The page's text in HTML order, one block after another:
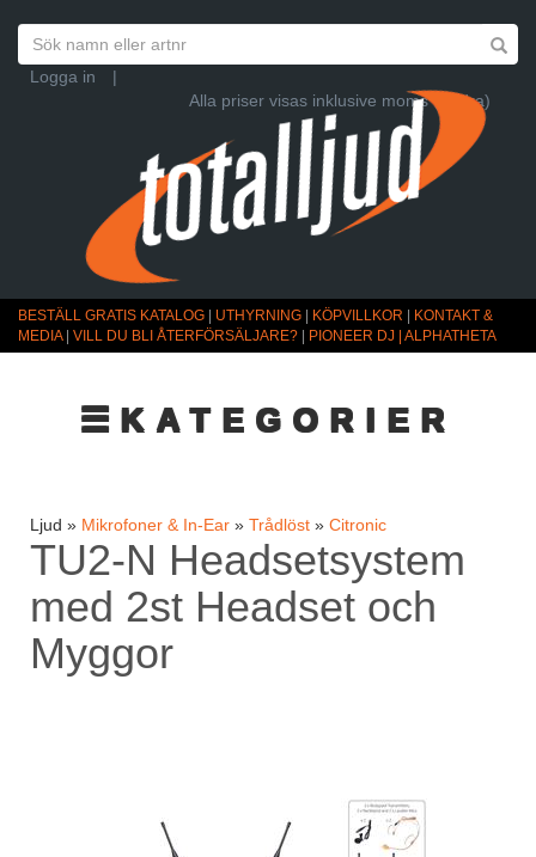
Logga in
|
Alla priser visas inklusive moms (Ändra)
BESTÄLL GRATIS KATALOG UTHYRNING KÖPVILLKOR
KONTAKT &
MEDIA| VILL DU BLI ÅTERFÖRSÄLJARE? PIONEER DJ | ALPHATHETA
☰KATEGORIER
Ljud » Mikrofoner & In-Ear » Trådlöst » Citronic
TU2-N Headsetsystem
med 2st Headset och
Myggor